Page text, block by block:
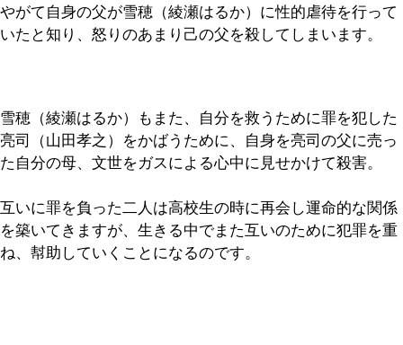
やがて自身の父が雪穂（綾瀬はるか）に性的虐待を行って
いたと知り、怒りのあまり己の父を殺してしまいます。
雪穂（綾瀬はるか）もまた、自分を救うために罪を犯した
亮司（山田孝之）をかばうために、自身を亮司の父に売っ
た自分の母、文世をガスによる心中に見せかけて殺害。
互いに罪を負った二人は高校生の時に再会し運命的な関係
を築いてきますが、生きる中でまた互いのために犯罪を重
ね、幇助していくことになるのです。